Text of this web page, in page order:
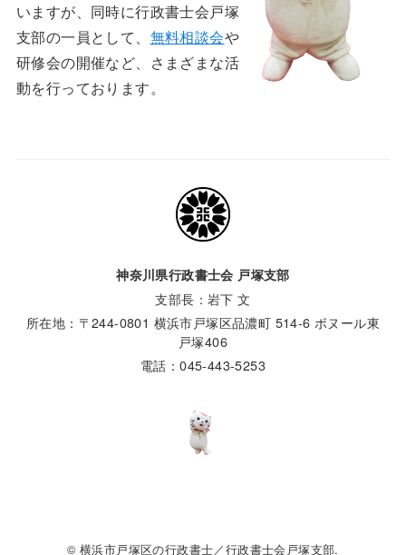
いますが、同時に行政書士会戸塚
支部の一員として、 無料相談会や
研修会の開催など、さまざまな活
動を行っております。
神奈川県行政書士会 戸塚支部
支部長：岩下 文
所在地：〒244-0801 横浜市戸塚区品濃町 514‐6 ボヌール東
戸塚406
電話：045‐443‐5253
© 横浜市戸塚区の行政書士／行政書士会戸塚支部.